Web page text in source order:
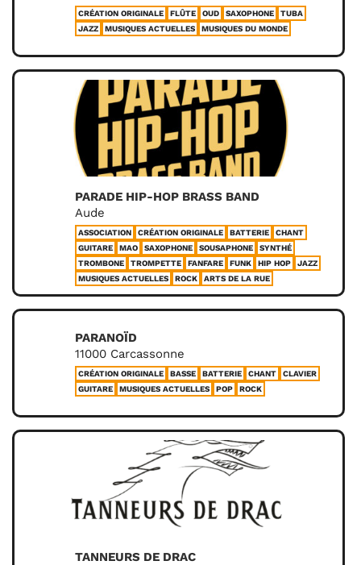
CRÉATION ORIGINALE FLÛTE OUD SAXOPHONE
TUBA
JAZZ
MUSIQUES ACTUELLES MUSIQUES DU MONDE
PARADE HIP-HOP BRASS BAND
Aude
ASSOCIATION CRÉATION ORIGINALE BATTERIE
CHANT
GUITARE
MAO SAXOPHONE SOUSAPHONE
SYNTHÉ
TROMBONE
TROMPETTE FANFARE FUNK HIP HOP
JAZZ
MUSIQUES ACTUELLES
ROCK ARTS DE LA RUE
PARANOÏD
11000 Carcassonne
CRÉATION ORIGINALE BASSE BATTERIE CHANT
CLAVIER
GUITARE
MUSIQUES ACTUELLES POP ROCK
TANNEURS DE DRAC